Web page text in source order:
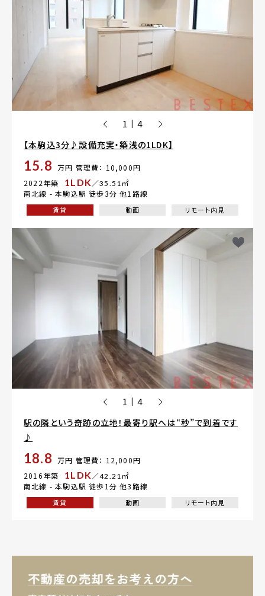
1 | 4
【本駒込3分♪設備充実・築浅の1LDK】
15.8 万円 管理費： 10,000円
2022年築
1LDK／35.51㎡
南北線 -本駒込駅 徒歩3分 他1路線
賃貸 動画 リモート内見
1 | 4
駅の隣という奇跡の立地！最寄り駅へは“秒”で到着です
♪
18.8 万円 管理費： 12,000円
2016年築
1LDK／42.21㎡
南北線 -本駒込駅 徒歩1分 他3路線
賃貸 動画 リモート内見